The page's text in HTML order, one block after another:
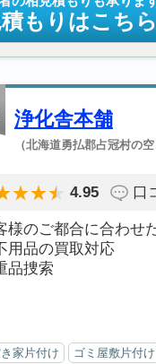
もりはこちら
浄化舎本舗
（北海道勇払郡占冠村の空
4.95 口
のご都合に合わせ
品の買取対応
品捜索
家片付け ゴミ屋敷片付け